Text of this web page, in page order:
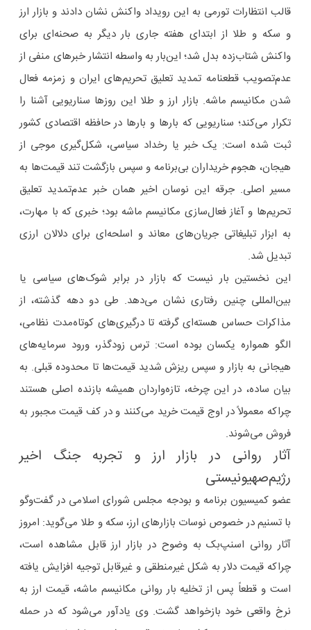
قالب انتظارات تورمی به این رویداد واکنش نشان دادند و بازار ارز
و سکه و طلا از ابتدای هفته جاری بار دیگر به صحنه‌ای برای
واکنش شتاب‌زده بدل شد؛ این‌بار به واسطه انتشار خبرهای منفی از
عدم‌تصویب قطعنامه تمدید تعلیق تحریم‌های ایران و زمزمه فعال
شدن مکانیسم ماشه. بازار ارز و طلا این روزها سناریویی آشنا را
تکرار می‌کند؛ سناریویی که بارها و بارها در حافظه اقتصادی کشور
ثبت شده است: یک خبر یا رخداد سیاسی، شکل‌گیری موجی از
هیجان، هجوم خریداران بی‌برنامه و سپس بازگشت تند قیمت‌ها به
مسیر اصلی. جرقه این نوسان اخیر همان خبر عدم‌تمدید تعلیق
تحریم‌ها و آغاز فعال‌سازی مکانیسم ماشه بود؛ خبری که با مهارت،
به ابزار تبلیغاتی جریان‌های معاند و اسلحه‌ای برای دلالان ارزی
تبدیل شد.
این نخستین بار نیست که بازار در برابر شوک‌های سیاسی یا
بین‌المللی چنین رفتاری نشان می‌دهد. طی دو دهه گذشته، از
مذاکرات حساس هسته‌ای گرفته تا درگیری‌های کوتاه‌مدت نظامی،
الگو همواره یکسان بوده است: ترس زودگذر، ورود سرمایه‌های
هیجانی به بازار و سپس ریزش شدید قیمت‌ها تا محدوده قبلی. به
بیان ساده، در این چرخه، تازه‌واردان همیشه بازنده اصلی هستند
چراکه معمولاً در اوج قیمت خرید می‌کنند و در کف قیمت مجبور به
فروش می‌شوند.
آثار روانی در بازار ارز و تجربه جنگ اخیر
رژیم‌صهیونیستی
عضو کمیسیون برنامه و بودجه مجلس شورای اسلامی در گفت‌وگو
با تسنیم در خصوص نوسات بازارهای ارز، سکه و طلا می‌گوید: امروز
آثار روانی اسنپ‌بک به وضوح در بازار ارز قابل مشاهده است،
چراکه قیمت دلار به شکل غیرمنطقی و غیرقابل توجیه افزایش یافته
است و قطعاً پس از تخلیه بار روانی مکانیسم ماشه، قیمت ارز به
نرخ واقعی خود بازخواهد گشت. وی یادآور می‌شود که در حمله